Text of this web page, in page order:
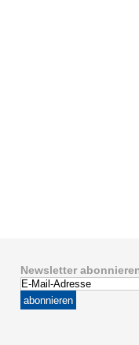
Newsletter
abonnieren